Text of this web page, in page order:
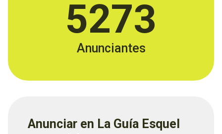
5273
Anunciantes
Anunciar en La Guía Esquel